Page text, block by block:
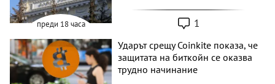
преди 18 часа 1
Ударът срещу Coinkite показа, че
защитата на биткойн се оказва
трудно начинание